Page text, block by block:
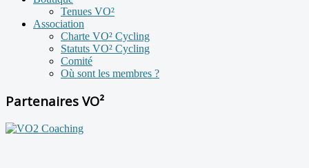
Tenues VO²
Association
Charte VO² Cycling
Statuts VO² Cycling
Comité
Où sont les membres ?
Partenaires VO²